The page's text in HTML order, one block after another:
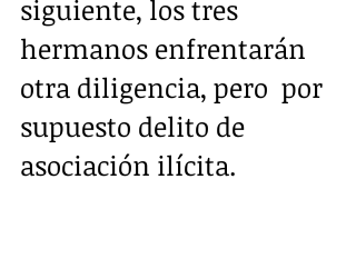
siguiente, los tres
hermanos enfrentarán
otra diligencia, pero  por
supuesto delito de
asociación ilícita.